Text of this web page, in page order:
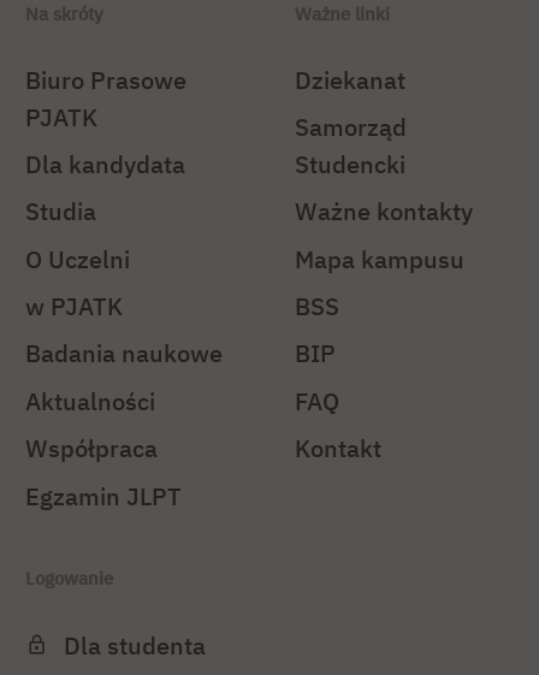
Na skróty
Biuro Prasowe
PJATK
Dla kandydata
Studia
O Uczelni
w PJATK
Badania naukowe
Aktualności
Współpraca
Egzamin JLPT
Ważne linki
Dziekanat
Samorząd
Studencki
Ważne kontakty
Mapa kampusu
BSS
BIP
FAQ
Kontakt
Logowanie
Dla studenta